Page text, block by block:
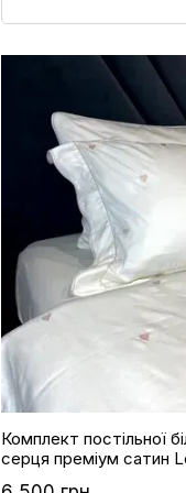
Комплект постільної
серця преміум сатин